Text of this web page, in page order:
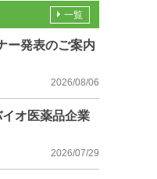
ー発表のご案内
2026/08/06
オ医薬品企業
2026/07/29
一覧